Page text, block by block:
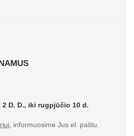
2 D. D., iki rugpjūčio 10 d.
, informuosime Jus el. paštu.